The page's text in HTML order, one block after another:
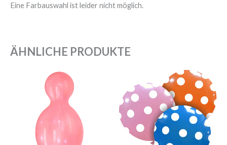
Eine Farbauswahl ist leider nicht möglich.
ÄHNLICHE PRODUKTE